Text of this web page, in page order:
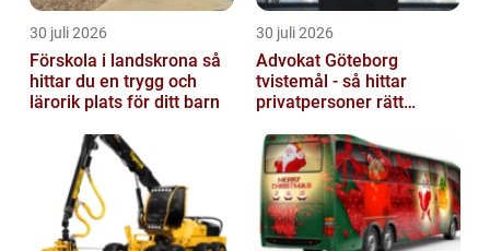
30 juli 2026
Förskola i landskrona så
hittar du en trygg och
lärorik plats för ditt barn
30 juli 2026
Advokat Göteborg
tvistemål - så hittar
privatpersoner rätt